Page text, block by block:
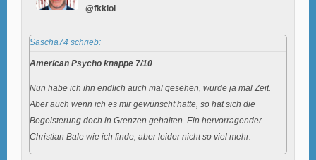
@fkklol
Sascha74 schrieb:
American Psycho knappe 7/10
Nun habe ich ihn endlich auch mal gesehen, wurde ja mal Zeit.
Aber auch wenn ich es mir gewünscht hatte, so hat sich die
Begeisterung doch in Grenzen gehalten. Ein hervorragender
Christian Bale wie ich finde, aber leider nicht so viel mehr.